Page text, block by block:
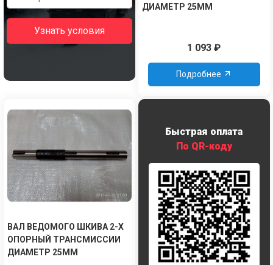
Узнать условия
ДИАМЕТР 25ММ
1 093 ₽
Подробнее
ВАЛ ВЕДОМОГО ШКИВА 2-Х
ОПОРНЫЙ ТРАНСМИССИИ
ДИАМЕТР 25ММ
Быстрая оплата
По QR-коду